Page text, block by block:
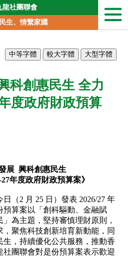
龍社團聯會
生、情繫家國
科創惠民生 全力
度政府財政預算
展 興科創惠民生
年度政府財政預算案》
（2 月 25 日）發表 2026/27 年
預算案以「創科驅動、金融賦
為主題，堅持審慎理財原則，
聚焦科技創新培育新動能，同
生，持續優化公共服務，推動香
團聯會對是份預算案表示歡迎